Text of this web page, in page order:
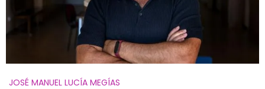
JOSÉ MANUEL LUCÍA MEGÍAS